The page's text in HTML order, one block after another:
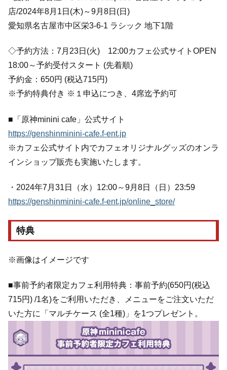
店/2024年8月1日(木)～9月8日(日)
愛知県名古屋市中区栄3-6-1 ラシック 地下1階
◇予約方法：7月23日(火) 12:00カフェ公式サイトOPEN
18:00～予約受付スタート (先着順)
予約金：650円 (税込715円)
※予約特典付き ※１申込につき、4席迄予約可
■「原神minini cafe」公式サイト
https://genshinminini-cafe.f-ent.jp
※カフェ公式サイト内でカフェオリジナルグッズのオンラ
インショップ販売も実施いたします。
・2024年7月31日（水）12:00～9月8日（日）23:59
https://genshinminini-cafe.f-ent.jp/online_store/
特典
※画像はイメージです
■事前予約者限定カフェ利用特典：事前予約(650円(税込
715円) /1名)をご利用いただき、メニューをご注文いただ
いた方に「マルチケース (全1種)」を1つプレゼント。